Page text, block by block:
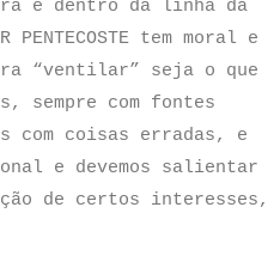
e dentro da linha da
PENTECOSTE tem moral e
“ventilar” seja o que
sempre com fontes
com coisas erradas, e
e devemos salientar
de certos interesses,